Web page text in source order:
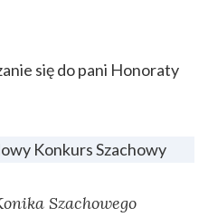
się do pani Honoraty
Konkurs Szachowy
Szachowego